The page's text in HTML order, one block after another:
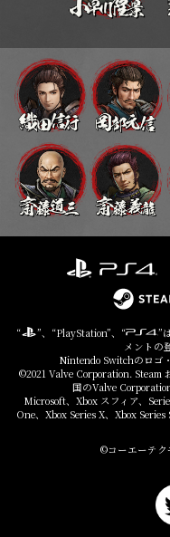
“ ”、“PlayStation”、“
”
メントの
Nintendo Switchのロゴ
©2021 Valve Corporation. Steam
国のValve
Microsoft、Xbox スフィア、
One、Xbox Series X、Xbox
©コーエーテ